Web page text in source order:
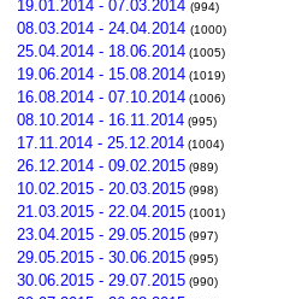
19.01.2014 - 07.03.2014 (994)
08.03.2014 - 24.04.2014 (1000)
25.04.2014 - 18.06.2014 (1005)
19.06.2014 - 15.08.2014 (1019)
16.08.2014 - 07.10.2014 (1006)
08.10.2014 - 16.11.2014 (995)
17.11.2014 - 25.12.2014 (1004)
26.12.2014 - 09.02.2015 (989)
10.02.2015 - 20.03.2015 (998)
21.03.2015 - 22.04.2015 (1001)
23.04.2015 - 29.05.2015 (997)
29.05.2015 - 30.06.2015 (995)
30.06.2015 - 29.07.2015 (990)